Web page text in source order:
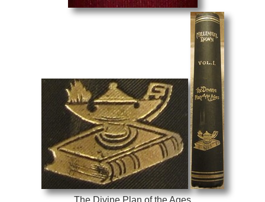
The Divine Plan of the Ages